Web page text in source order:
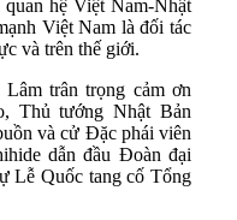
hệ Việt Nam-Nhật
Việt Nam là đối tác
và trên thế giới.
trân trọng cảm ơn
Thủ tướng Nhật Bản
và cử Đặc phái viên
dẫn đầu Đoàn đại
Lễ Quốc tang cố Tổng